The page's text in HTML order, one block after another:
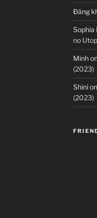
Đăng
Sophia
no
Minh
(2023)
Shinion
(2023)